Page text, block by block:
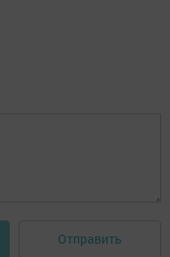
Отправить